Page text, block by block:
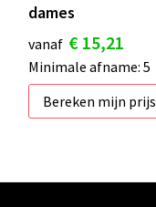
dames
vanaf € 15,21
Minimale afname: 5
Bereken mijn prijs